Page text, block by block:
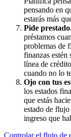
pensando en
estarás más
Pide
préstamos
problemas de
finanzas estén
línea de
cuando no lo
Ojo con tus
los estados
que estás
estado de
ingreso que